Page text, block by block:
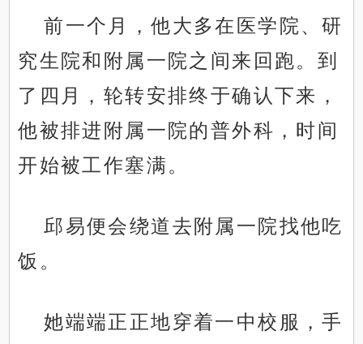
前一个月，他大多在医学院、研
究生院和附属一院之间来回跑。到
了四月，轮转安排终于确认下来，
他被排进附属一院的普外科，时间
开始被工作塞满。
邱易便会绕道去附属一院找他吃
饭。
她端端正正地穿着一中校服，手